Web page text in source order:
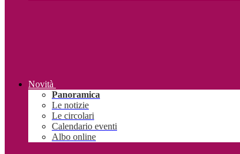
Novità
Panoramica
Le notizie
Le circolari
Calendario eventi
Albo online